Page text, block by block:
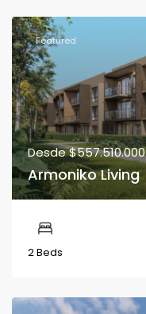
Featured
Desde$557.510.000
Armoniko Living
2 Beds